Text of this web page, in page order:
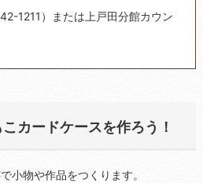
1211）または上戸田分館カウン
カードケースを作ろう！
小物や作品をつくります。